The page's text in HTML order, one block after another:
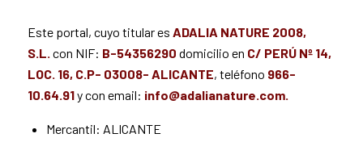
Este portal, cuyo titular es ADALIA NATURE 2008,
S.L.
con NIF: B-54356290 domicilio en C/ PERÚ Nº 14,
LOC. 16, C.P- 03008- ALICANTE, teléfono 966-
10.64.91y con email: info@adalianature.com.
Mercantil: ALICANTE